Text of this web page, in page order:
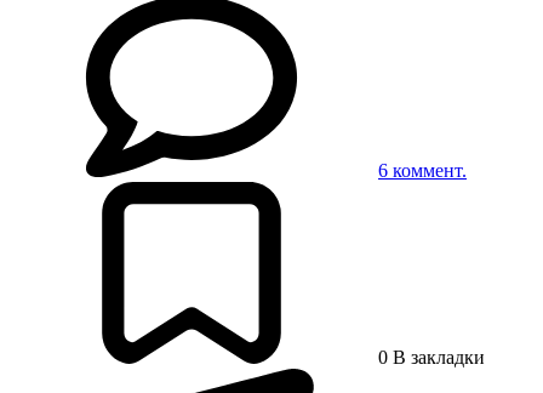
6 коммент.
0 В закладки